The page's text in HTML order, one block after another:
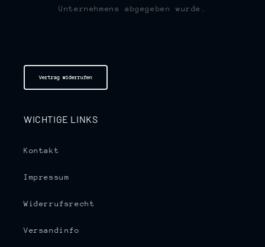
Unternehmens abgegeben wurde.
Vertrag widerrufen
WICHTIGE LINKS
Kontakt
Impressum
Widerrufsrecht
Versandinfo